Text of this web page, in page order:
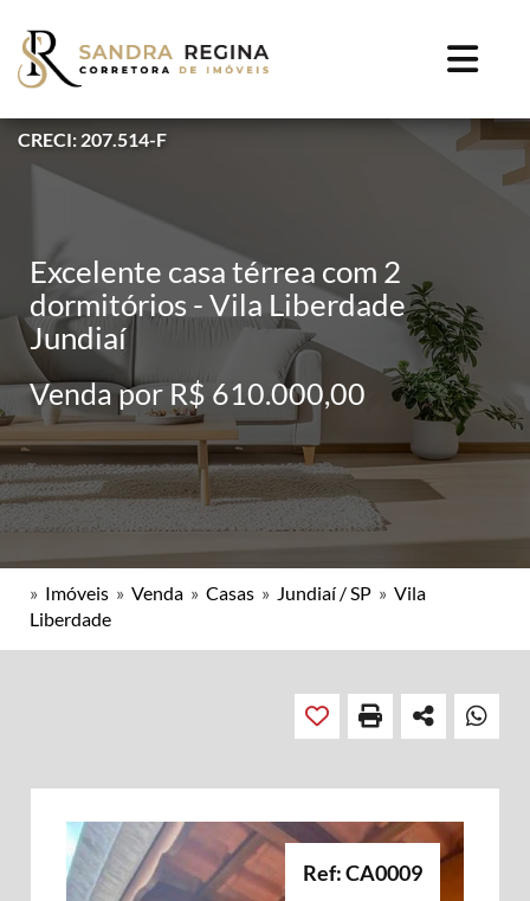
CRECI: 207.514-F
Excelente casa térrea com 2
dormitórios - Vila Liberdade
Jundiaí
Venda por R$ 610.000,00
» Imóveis » Venda » Casas » Jundiaí / SP » Vila
Liberdade
Ref: CA0009